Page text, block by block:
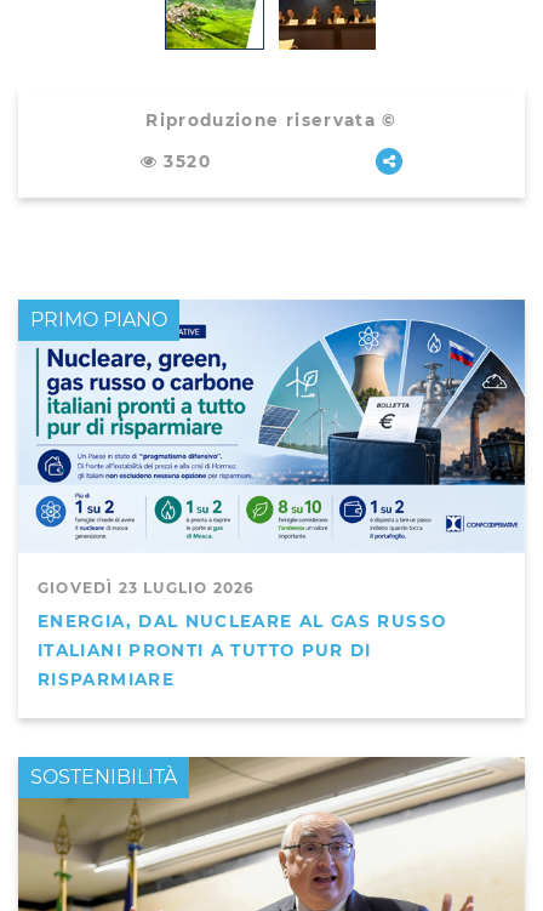
Riproduzione riservata ©
3520
GIOVEDÌ 23 LUGLIO 2026
ENERGIA, DAL NUCLEARE AL GAS RUSSO
ITALIANI PRONTI A TUTTO PUR DI
RISPARMIARE
PRIMO PIANO
PRIMO PIANO
SOSTENIBILITÀ